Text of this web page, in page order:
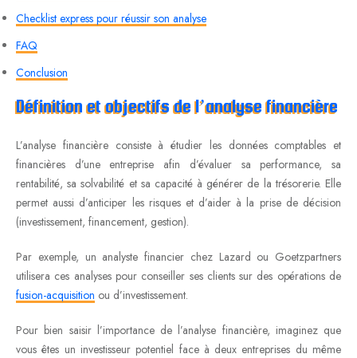
Checklist express pour réussir son analyse
FAQ
Conclusion
Définition et objectifs de l’analyse financière
L’analyse financière consiste à étudier les données comptables et
financières d’une entreprise afin d’évaluer sa performance, sa
rentabilité, sa solvabilité et sa capacité à générer de la trésorerie. Elle
permet aussi d’anticiper les risques et d’aider à la prise de décision
(investissement, financement, gestion).
Par exemple, un analyste financier chez Lazard ou Goetzpartners
utilisera ces analyses pour conseiller ses clients sur des opérations de
fusion-acquisition ou d’investissement.
Pour bien saisir l’importance de l’analyse financière, imaginez que
vous êtes un investisseur potentiel face à deux entreprises du même